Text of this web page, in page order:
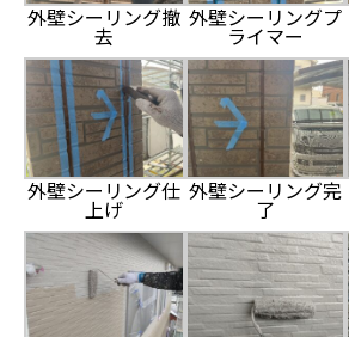
外壁シーリング撤
去
外壁シーリングプ
ライマー
外壁シーリング仕
上げ
外壁シーリング完
了